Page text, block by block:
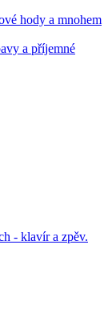
hody a mnohem
a příjemné
- klavír a zpěv.